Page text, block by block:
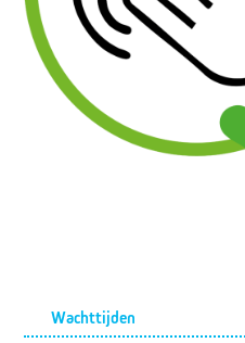
Submenu
Wachttijden